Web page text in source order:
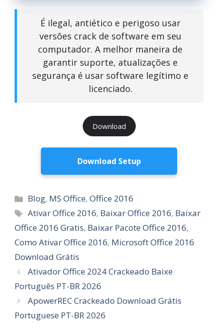
É ilegal, antiético e perigoso usar
versões crack de software em seu
computador. A melhor maneira de
garantir suporte, atualizações e
segurança é usar software legítimo e
licenciado.
Download
Download Setup
Categorias
Blog, MS Office,Office 2016
Tags
Ativar Office 2016, Baixar Office 2016, Baixar
Office 2016 Gratis, Baixar Pacote Office 2016,
Como Ativar Office 2016, Microsoft Office 2016
Download Grátis
Ativador Office 2024 Crackeado Baixe
Português PT-BR 2026
ApowerREC Crackeado Download Grátis
Portuguese PT-BR 2026